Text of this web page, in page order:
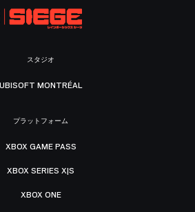
スタジオ
UBISOFT MONTRÉAL
プラットフォーム
XBOX GAME PASS
XBOX SERIES X|S
XBOX ONE